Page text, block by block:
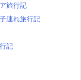
旅行記
連れ旅行記
記